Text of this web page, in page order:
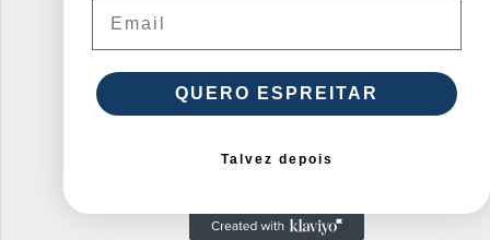
QUERO ESPREITAR
Talvez depois